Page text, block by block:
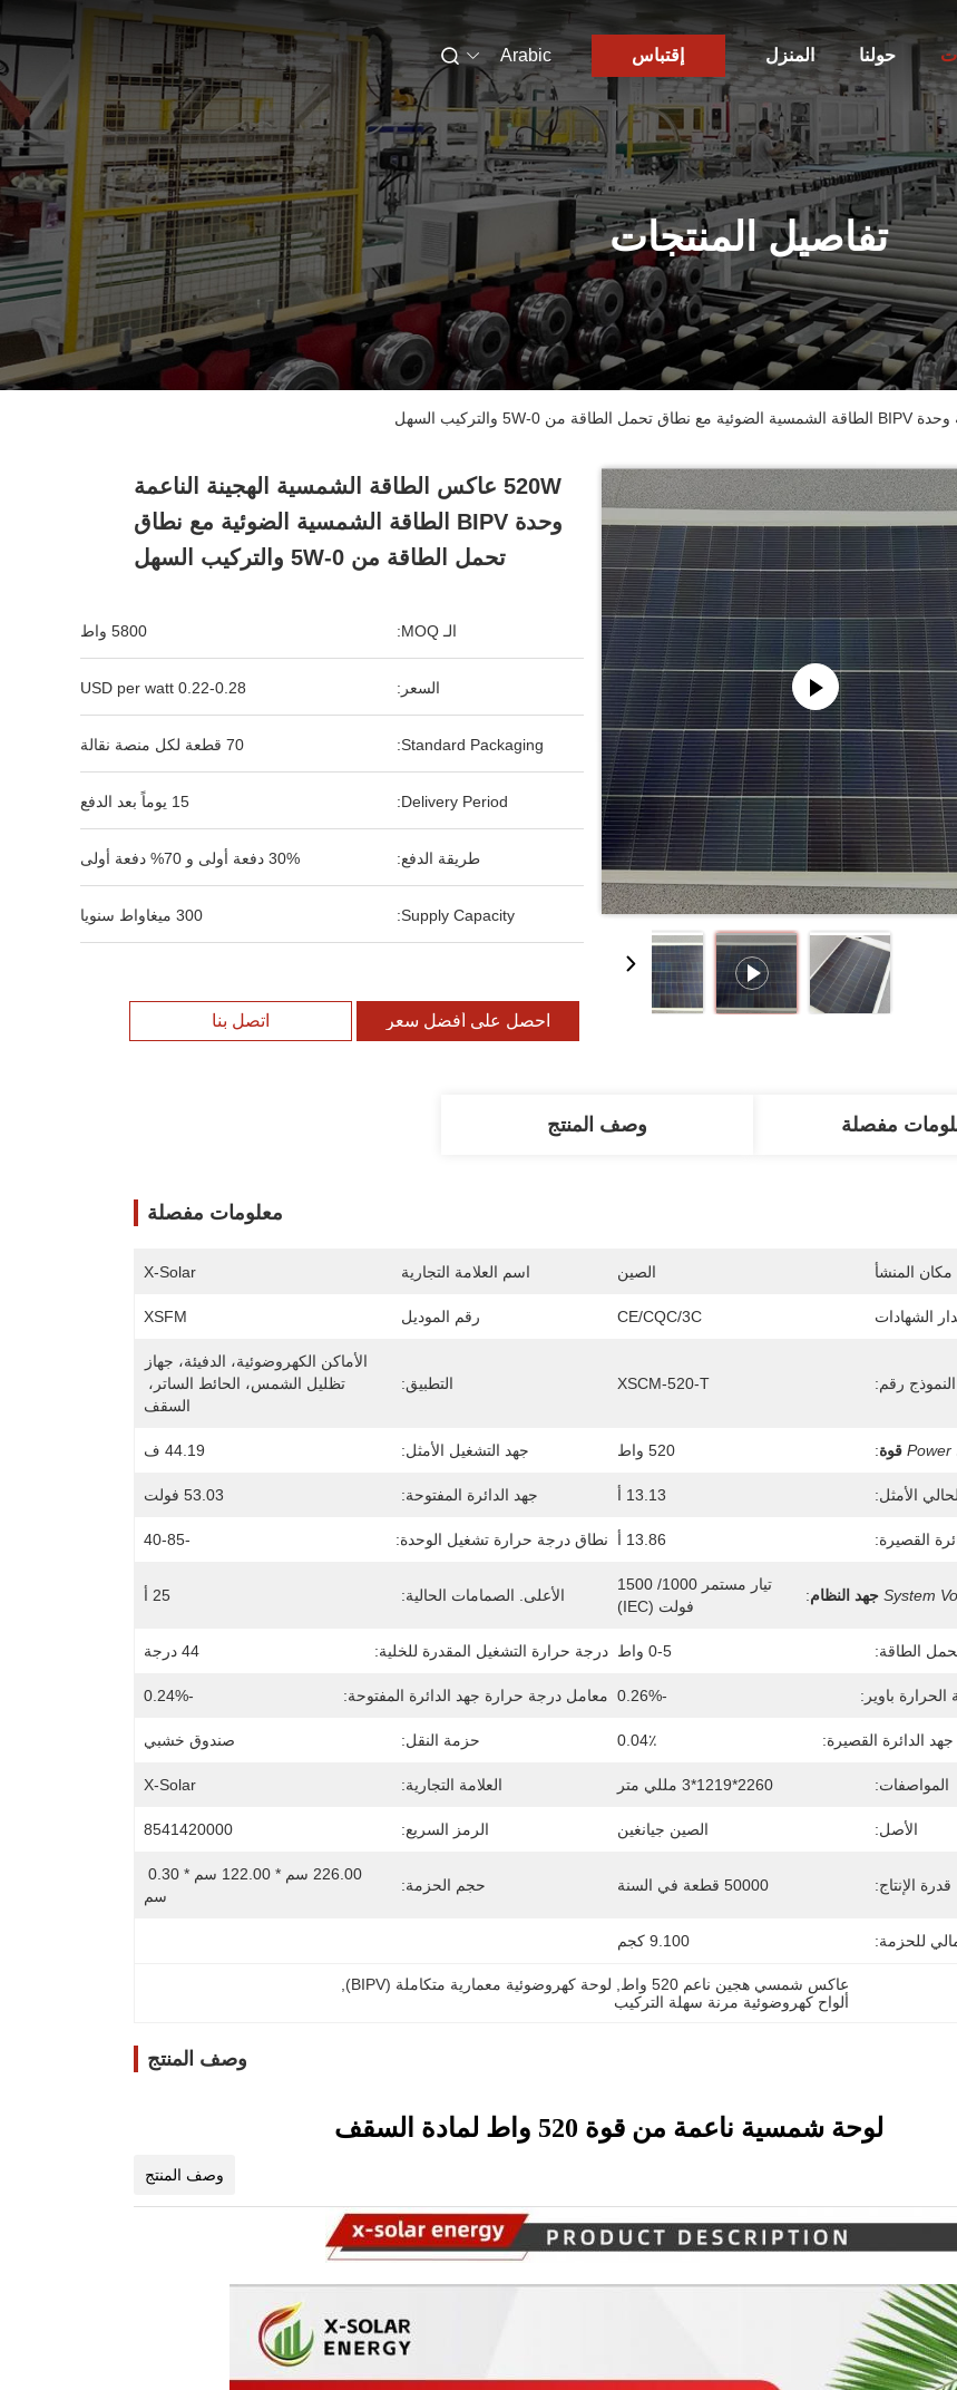
المنزل حولنا إقتباس Arabic
تفاصيل المنتجات
520W عاكس الطاقة الشمسية الهجينة الناعمة
وحدة BIPV الطاقة الشمسية الضوئية مع نطاق
تحمل الطاقة من 0-5W والتركيب السهل
الـ MOQ: 5800 واط
السعر: 0.22-0.28 USD per watt
Standard Packaging: 70 قطعة لكل منصة نقالة
Delivery Period: 15 يوماً بعد الدفع
طريقة الدفع: 30% دفعة أولى و 70% دفعة أولى
Supply Capacity: 300 ميغاواط سنويا
احصل على أفضل سعر اتصل بنا
مفصلة وصف المنتج
معلومات مفصلة
مكان المنشأ الصين اسم العلامة التجارية X-Solar
الشهادات CE/CQC/3C رقم الموديل XSFM
النموذج رقم: XSCM-520-T التطبيق:
السقف
Power قوة: 520 واط جهد التشغيل الأمثل: 44.19 ف
الأمثل: 13.13 أ جهد الدائرة المفتوحة: 53.03 فولت
القصيرة: 13.86 أ نطاق درجة حرارة تشغيل الوحدة: -40-85
System جهد النظام:
فولت (IEC)
الأعلى. الصمامات الحالية: 25 أ
الطاقة: 0-5 واط درجة حرارة التشغيل المقدرة للخلية: 44 درجة
باوير: -0.26% معامل درجة حرارة جهد الدائرة المفتوحة: -0.24%
الدائرة القصيرة: 0.04٪ حزمة النقل: صندوق خشبي
المواصفات: 2260*1219*3 مللي متر العلامة التجارية: X-Solar
الأصل: الصين جيانغين الرمز السريع: 8541420000
قدرة الإنتاج: 50000 قطعة في السنة حجم الحزمة:
سم
للحزمة: 9.100 كجم
عاكس شمسي هجين ناعم 520 واط لوحة كهروضوئية معمارية متكاملة (BIPV)
ألواح كهروضوئية مرنة سهلة التركيب
وصف المنتج
لوحة شمسية ناعمة من قوة 520 واط لمادة السقف
وصف المنتج